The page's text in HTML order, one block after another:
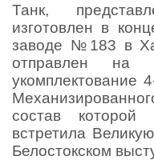
Танк,
изготовлен в
заводе №183 в
отправлен на
укомплектование
состав
встретила
Белостокском